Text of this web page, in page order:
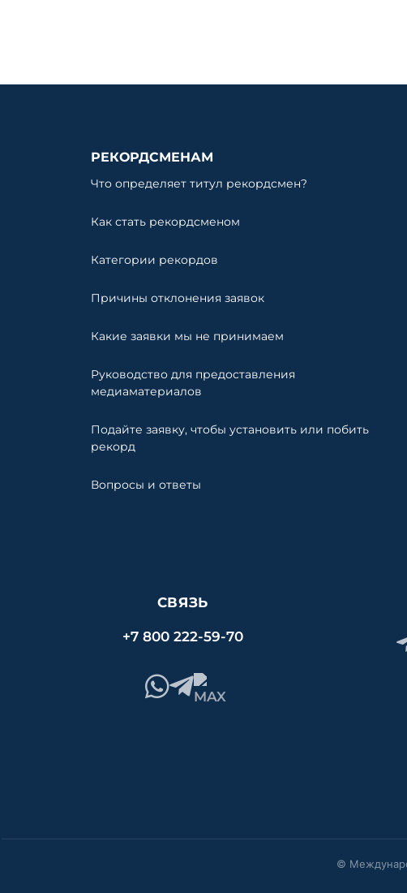
РЕКОРДСМЕНАМ
Что определяет титул рекордсмен?
Как стать рекордсменом
Категории рекордов
Причины отклонения заявок
Какие заявки мы не принимаем
Руководство для предоставления
медиаматериалов
Подайте заявку, чтобы установить или побить
рекорд
Вопросы и ответы
СВЯЗЬ
+7 800 222-59-70
©